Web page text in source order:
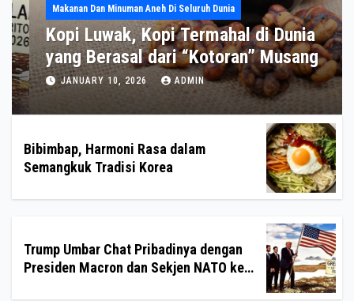
Tradisi Kuliner Di Berbagai Negara
Bibimbap, Harmoni Rasa dalam
Semangkuk Tradisi Korea
FEBRUARY 12, 2026 CALISTA
Bibimbap, Harmoni Rasa dalam
Semangkuk Tradisi Korea
Trump Umbar Chat Pribadinya dengan
Presiden Macron dan Sekjen NATO ke